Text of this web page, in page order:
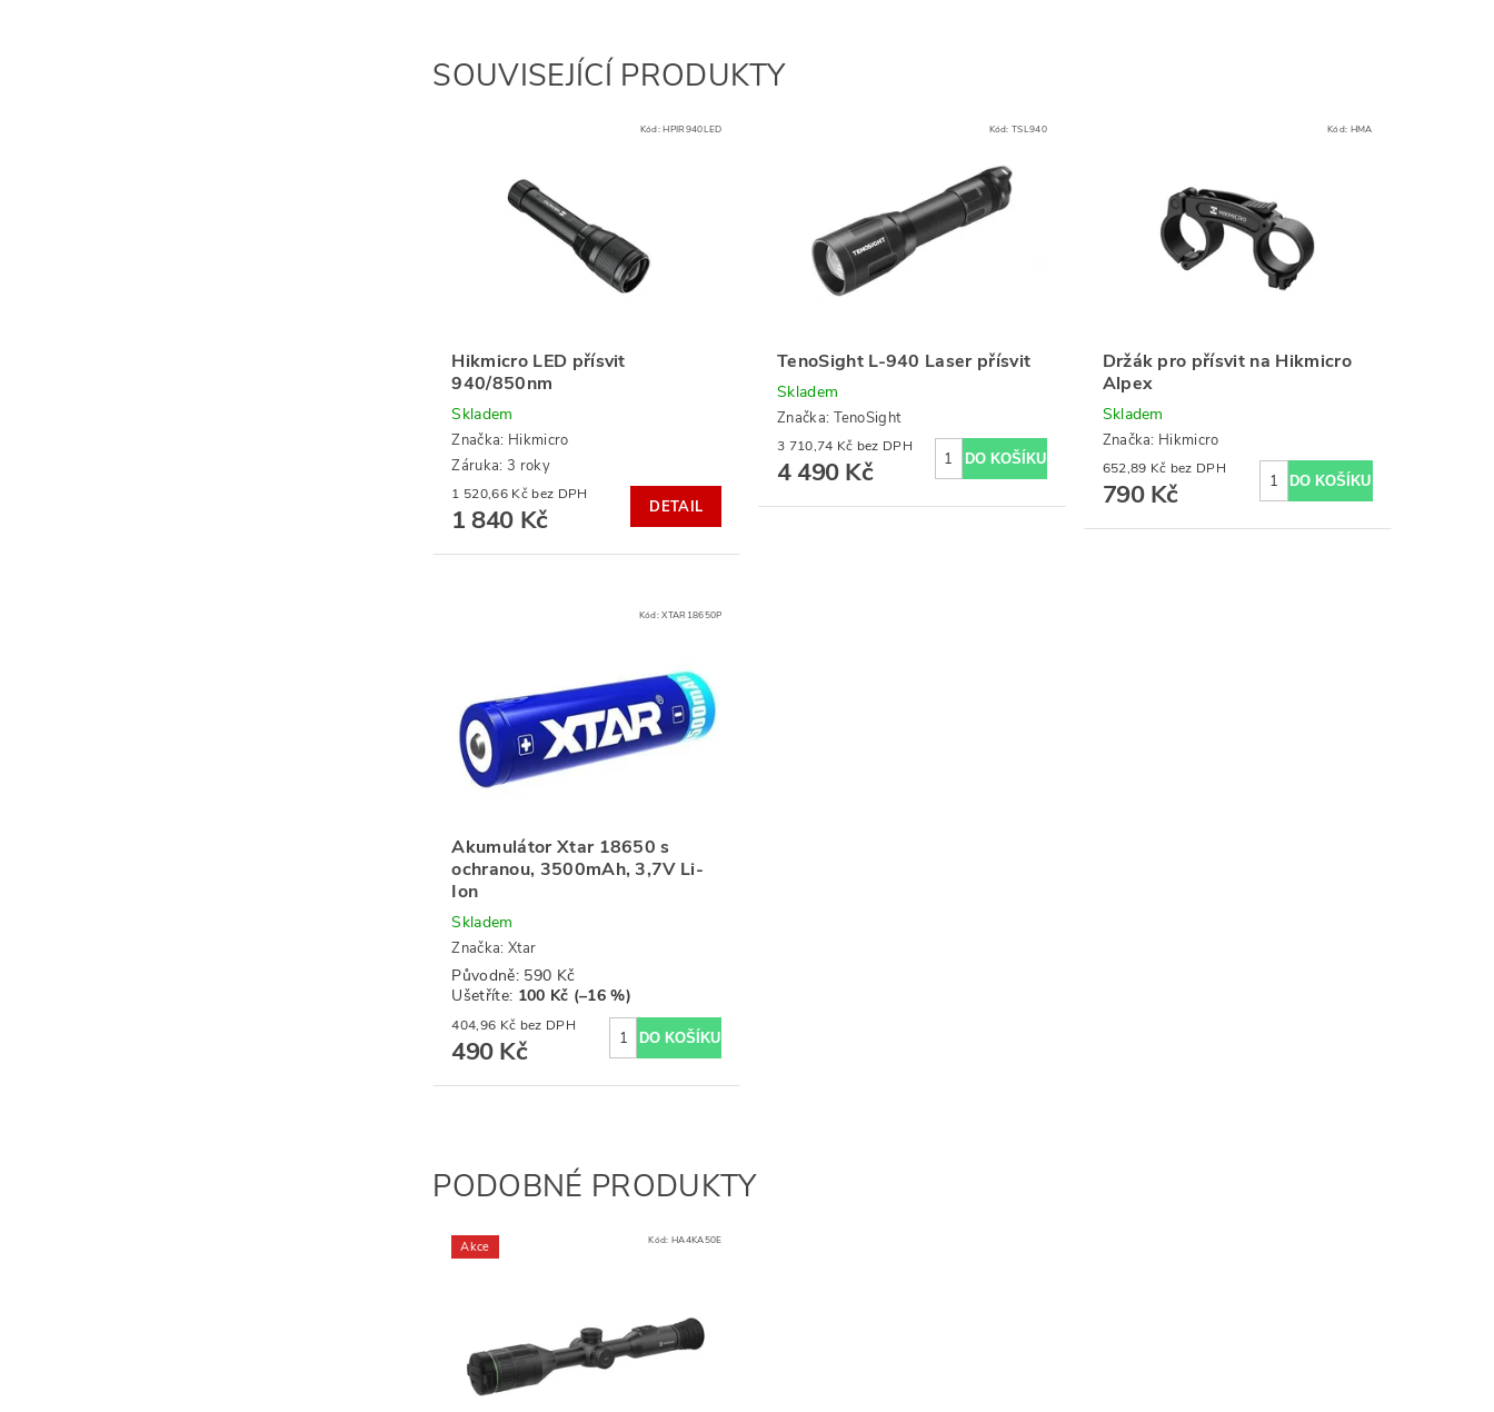
SOUVISEJÍCÍ PRODUKTY
Kód:HPIR940LED
Hikmicro LED přísvit
940/850nm
Skladem
Značka: Hikmicro
Záruka: 3 roky
1 520,66 Kč bez DPH
1 840 Kč DETAIL
Kód:TSL940
TenoSight L-940 Laser přísvit
Skladem
Značka: TenoSight
3 710,74 Kč bez DPH
4 490 Kč
Kód: HMA
Držák pro přísvit na Hikmicro
Alpex
Skladem
Značka: Hikmicro
652,89 Kč bez DPH
790 Kč
Kód:XTAR18650P
Akumulátor Xtar 18650 s
ochranou, 3500mAh, 3,7V Li-
Ion
Skladem
Značka: Xtar
Původně: 590 Kč
Ušetříte: 100 Kč (–16 %)
404,96 Kč bez DPH
490 Kč
PODOBNÉ PRODUKTY
Akce Kód: HA4KA50E